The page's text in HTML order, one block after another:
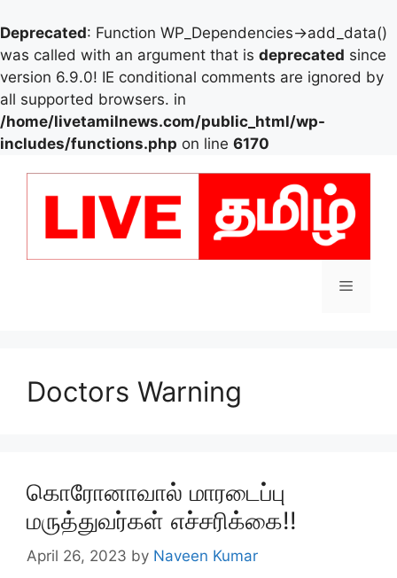
Deprecated: Function WP_Dependencies->add_data()
was called with an argument that is deprecated since
version 6.9.0! IE conditional comments are ignored by
all supported browsers. in
/home/livetamilnews.com/public_html/wp-
includes/functions.php on line 6170
Menu
Doctors Warning
கொரோனாவால் மாரடைப்பு
மருத்துவர்கள் எச்சரிக்கை!!
April 26, 2023 by Naveen Kumar